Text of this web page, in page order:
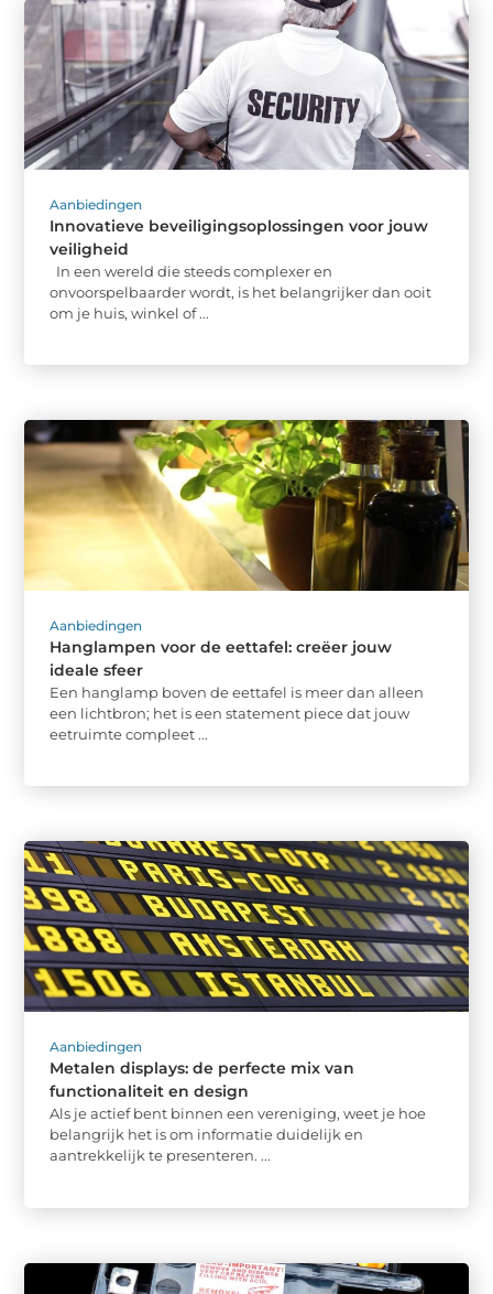
Aanbiedingen
Innovatieve beveiligingsoplossingen voor jouw
veiligheid
In een wereld die steeds complexer en
onvoorspelbaarder wordt, is het belangrijker dan ooit
om je huis, winkel of ...
Aanbiedingen
Hanglampen voor de eettafel: creëer jouw
ideale sfeer
Een hanglamp boven de eettafel is meer dan alleen
een lichtbron; het is een statement piece dat jouw
eetruimte compleet ...
Aanbiedingen
Metalen displays: de perfecte mix van
functionaliteit en design
Als je actief bent binnen een vereniging, weet je hoe
belangrijk het is om informatie duidelijk en
aantrekkelijk te presenteren. ...